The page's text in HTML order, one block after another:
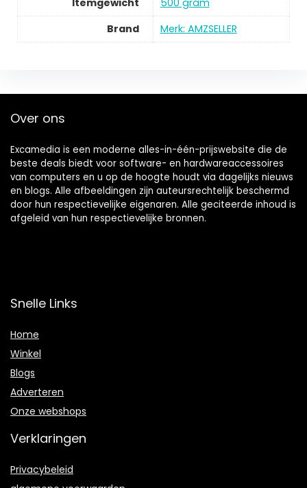
Itemgewicht
500 gram
Brand
Merk: AMZSELLER
Over ons
Excamedia is een moderne alles-in-één-prijswebsite die de
beste deals biedt voor software- en hardwareaccessoires
van computers en u op de hoogte houdt via dagelijks nieuws
en blogs. Alle afbeeldingen zijn auteursrechtelijk beschermd
door hun respectievelijke eigenaren. Alle geciteerde inhoud is
afgeleid van hun respectievelijke bronnen.
Snelle Links
Home
Winkel
Blogs
Adverteren
Onze webshops
Verklaringen
Privacybeleid